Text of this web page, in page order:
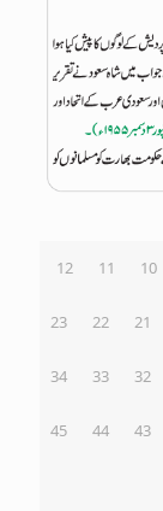
10
11
12
21
22
23
32
33
34
43
44
45